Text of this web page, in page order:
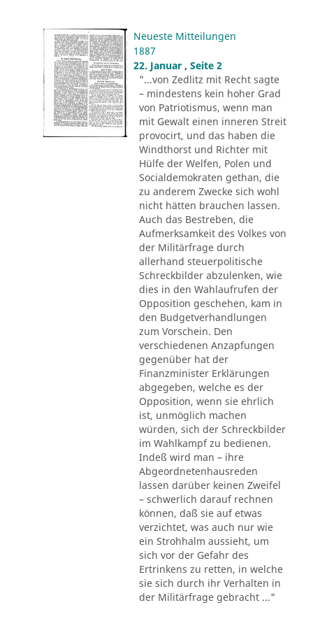
Neueste Mitteilungen
1887
22. Januar , Seite 2
"...von Zedlitz mit Recht sagte
– mindestens kein hoher Grad
von Patriotismus, wenn man
mit Gewalt einen inneren Streit
provocirt, und das haben die
Windthorst und Richter mit
Hülfe der Welfen, Polen und
Socialdemokraten gethan, die
zu anderem Zwecke sich wohl
nicht hätten brauchen lassen.
Auch das Bestreben, die
Aufmerksamkeit des Volkes von
der Militärfrage durch
allerhand steuerpolitische
Schreckbilder abzulenken, wie
dies in den Wahlaufrufen der
Opposition geschehen, kam in
den Budgetverhandlungen
zum Vorschein. Den
verschiedenen Anzapfungen
gegenüber hat der
Finanzminister Erklärungen
abgegeben, welche es der
Opposition, wenn sie ehrlich
ist, unmöglich machen
würden, sich der Schreckbilder
im Wahlkampf zu bedienen.
Indeß wird man – ihre
Abgeordnetenhausreden
lassen darüber keinen Zweifel
– schwerlich darauf rechnen
können, daß sie auf etwas
verzichtet, was auch nur wie
ein Strohhalm aussieht, um
sich vor der Gefahr des
Ertrinkens zu retten, in welche
sie sich durch ihr Verhalten in
der Militärfrage gebracht ..."